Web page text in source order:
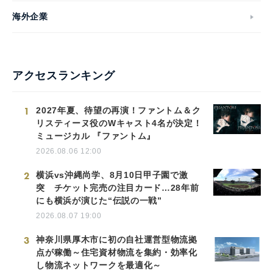
海外企業
アクセスランキング
1
2027年夏、待望の再演！ファントム＆ク
リスティーヌ役のWキャスト4名が決定！
ミュージカル 『ファントム』
2026.08.06 12:00
2
横浜vs沖縄尚学、8月10日甲子園で激
突 チケット完売の注目カード…28年前
にも横浜が演じた“伝説の一戦”
2026.08.07 19:00
3
神奈川県厚木市に初の自社運営型物流拠
点が稼働～住宅資材物流を集約・効率化
し物流ネットワークを最適化～